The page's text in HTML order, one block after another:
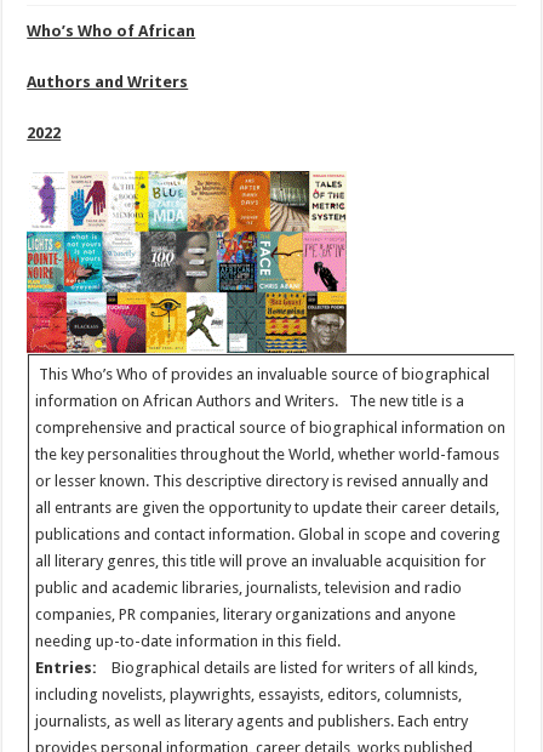
Who’s Who of African
Authors and Writers
2022
This Who’s Who of provides an invaluable source of biographical
information on African Authors and Writers. The new title is a
comprehensive and practical source of biographical information on
the key personalities throughout the World, whether world-famous
or lesser known. This descriptive directory is revised annually and
all entrants are given the opportunity to update their career details,
publications and contact information. Global in scope and covering
all literary genres, this title will prove an invaluable acquisition for
public and academic libraries, journalists, television and radio
companies, PR companies, literary organizations and anyone
needing up-to-date information in this field.
Entries: Biographical details are listed for writers of all kinds,
including novelists, playwrights, essayists, editors, columnists,
journalists, as well as literary agents and publishers. Each entry
provides personal information, career details, works published,